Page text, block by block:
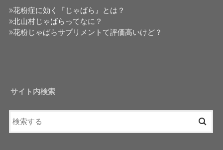
花粉症に効く『じゃばら』とは？
北山村じゃばらってなに？
花粉じゃばらサプリメントて評価高いけど？
サイト内検索